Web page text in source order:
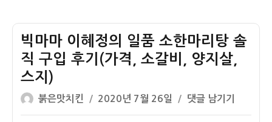
빅마마 이혜정의 일품 소한마리탕 솔
직 구입 후기(가격, 소갈비, 양지살,
스지)
글
쓴
붉은맛치킨
작
성
2020년 7월 26일
빅
마
댓글 남기기